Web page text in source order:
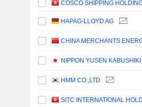
HAPAG-LLOYD AG
HMM CO.,LTD